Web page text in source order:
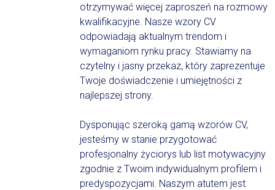
otrzymywać więcej zaproszeń na rozmowy
kwalifikacyjne. Nasze wzory CV
odpowiadają aktualnym trendom i
wymaganiom rynku pracy. Stawiamy na
czytelny i jasny przekaz, który zaprezentuje
Twoje doświadczenie i umiejętności z
najlepszej strony.
Dysponując szeroką gamą wzorów CV,
jesteśmy w stanie przygotować
profesjonalny życiorys lub list motywacyjny
zgodnie z Twoim indywidualnym profilem i
predyspozycjami. Naszym atutem jest